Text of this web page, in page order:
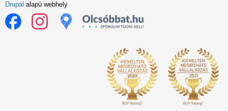
Drupal alapú webhely